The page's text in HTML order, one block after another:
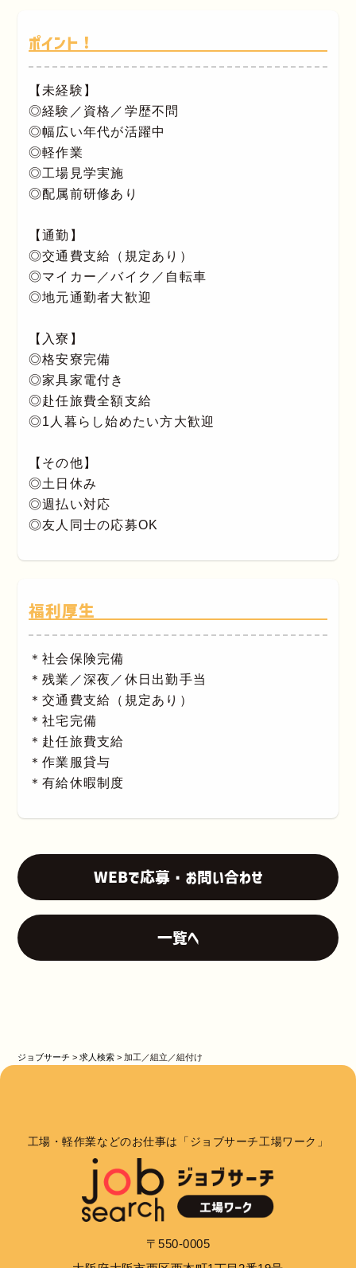
ポイント！
【未経験】
◎経験／資格／学歴不問
◎幅広い年代が活躍中
◎軽作業
◎工場見学実施
◎配属前研修あり
【通勤】
◎交通費支給（規定あり）
◎マイカー／バイク／自転車
◎地元通勤者大歓迎
【入寮】
◎格安寮完備
◎家具家電付き
◎赴任旅費全額支給
◎1人暮らし始めたい方大歓迎
【その他】
◎土日休み
◎週払い対応
◎友人同士の応募OK
福利厚生
＊社会保険完備
＊残業／深夜／休日出勤手当
＊交通費支給（規定あり）
＊社宅完備
＊赴任旅費支給
＊作業服貸与
＊有給休暇制度
WEBで応募・お問い合わせ
一覧へ
ジョブサーチ >求人検索 >加工／組立／組付け
工場・軽作業などのお仕事は「ジョブサーチ工場ワーク」
〒550-0005